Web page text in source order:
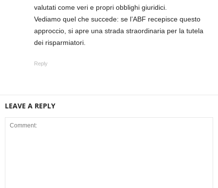
valutati come veri e propri obblighi giuridici.
Vediamo quel che succede: se l’ABF recepisce questo
approccio, si apre una strada straordinaria per la tutela
dei risparmiatori.
Reply
LEAVE A REPLY